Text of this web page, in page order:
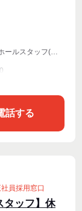
)、キッチンスタッフ
話する
社員採用窓口
タッフ】休